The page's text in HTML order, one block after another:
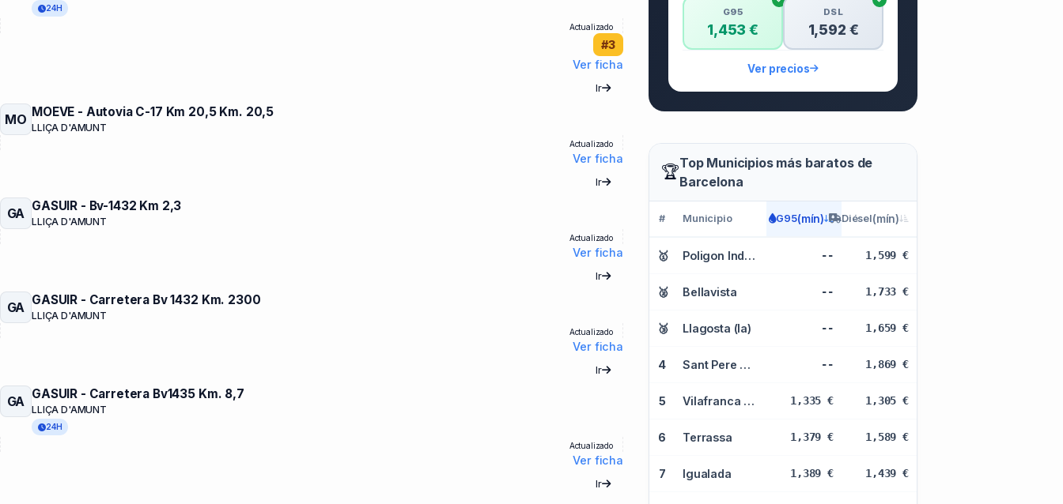
24H
Actualizado
#3
Ver ficha
Ir
MO MOEVE - Autovia C-17 Km 20,5 Km. 20,5
LLIÇA D'AMUNT
Actualizado
Ver ficha
Ir
GA GASUIR - Bv-1432 Km 2,3
LLIÇA D'AMUNT
Actualizado
Ver ficha
Ir
GA GASUIR - Carretera Bv 1432 Km. 2300
LLIÇA D'AMUNT
Actualizado
Ver ficha
Ir
GA GASUIR - Carretera Bv1435 Km. 8,7
LLIÇA D'AMUNT
24H
Actualizado
Ver ficha
Ir
G95
1,453 €
DSL
1,592 €
Ver precios
🏆Top Municipios más baratos de
Barcelona
# Municipio G95(mín) Diésel(mín)
🥇 Poligon Ind. Sant Vicenç -- 1,599 €
🥈 Bellavista -- 1,733 €
🥉 Llagosta (la) -- 1,659 €
4 Sant Pere Molanta -- 1,869 €
5 Vilafranca del Penedes 1,335 € 1,305 €
6 Terrassa 1,379 € 1,589 €
7 Igualada 1,389 € 1,439 €